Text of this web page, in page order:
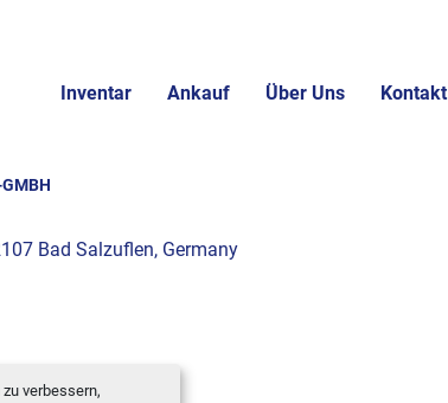
verbessern,
Inventar Ankauf Über Uns Kontakt
Bad Salzuflen, Germany